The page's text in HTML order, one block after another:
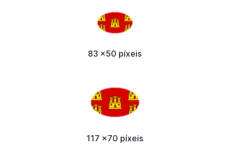
83 x50 píxeis
117 x70 píxeis